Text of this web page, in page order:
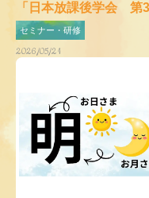
「日本放課後学会 第
セミナー・研修
2026/05/21